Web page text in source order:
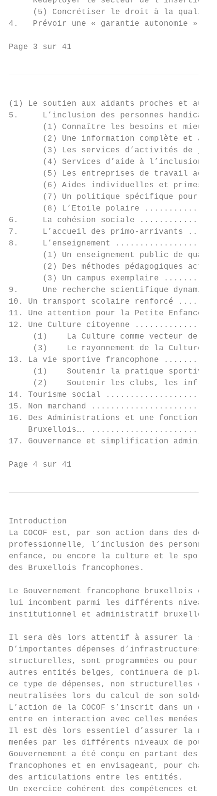
(5) Concrétiser le droit à la
4.   Prévoir une « garantie autonomie
Page 3 sur 41
(1) Le soutien aux aidants proches et
5.     L’inclusion des personnes
(1) Connaître les besoins et mieux
(2) Une information complète et
(3) Les services d’activités de
(4) Services d’aide à l’inclusion
(5) Les entreprises de travail
(6) Aides individuelles et primes
(7) Un politique spécifique pour
(8) L’Etoile polaire
6.     La cohésion sociale
7.     L’accueil des primo-
8.     L’enseignement
(1) Un enseignement public de
(2) Des méthodes pédagogiques
(3) Un campus exemplaire
9.     Une recherche scientifique
10. Un transport scolaire
11. Une attention pour la Petite
12. Une Culture citoyenne
(1)    La Culture comme vecteur de
(3)    Le rayonnement de la Culture
13. La vie sportive
(1)    Soutenir la pratique sportive
(2)    Soutenir les clubs, les
14. Tourisme social
15. Non marchand
16. Des Administrations et une fonction
Bruxellois….
17. Gouvernance et
Page 4 sur 41
Introduction
La COCOF est, par son action dans des
professionnelle, l’inclusion des
enfance, ou encore la culture et le sport,
des Bruxellois francophones.
Le Gouvernement francophone bruxellois
lui incombent parmi les différents niveaux
institutionnel et administratif bruxellois.
Il sera dès lors attentif à assurer la
D’importantes dépenses d’infrastructures
structurelles, sont programmées ou
autres entités belges, continuera de
ce type de dépenses, non structurelles et
neutralisées lors du calcul de son solde
L’action de la COCOF s’inscrit dans un
entre en interaction avec celles menées
Il est dès lors essentiel d’assurer la
menées par les différents niveaux de
Gouvernement a été conçu en partant des
francophones et en envisageant, pour
des articulations entre les entités.
Un exercice cohérent des compétences et